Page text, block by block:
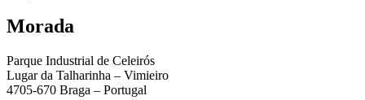
Morada
Parque Industrial de Celeirós
Lugar da Talharinha – Vimieiro
4705-670 Braga – Portugal